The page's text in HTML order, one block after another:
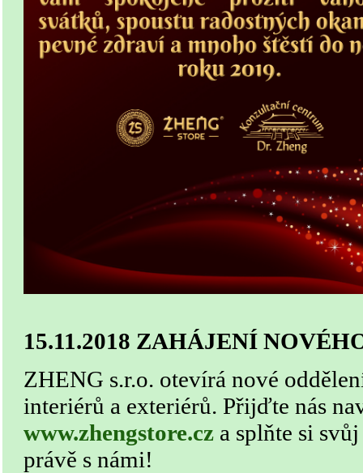
15.11.2018 ZAHÁJENÍ
ZHENG s.r.o. otevírá nové
interiérů a exteriérů. Přijďte nás
www.zhengstore.cz a splňte si
právě s námi!